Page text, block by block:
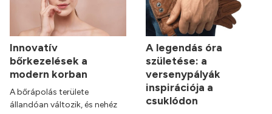
Innovatív
bőrkezelések a
modern korban
A bőrápolás területe
állandóan változik, és nehéz
A legendás óra
születése: a
versenypályák
inspirációja a
csuklódon